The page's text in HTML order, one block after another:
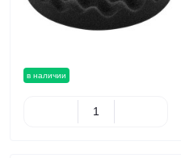
в наличии